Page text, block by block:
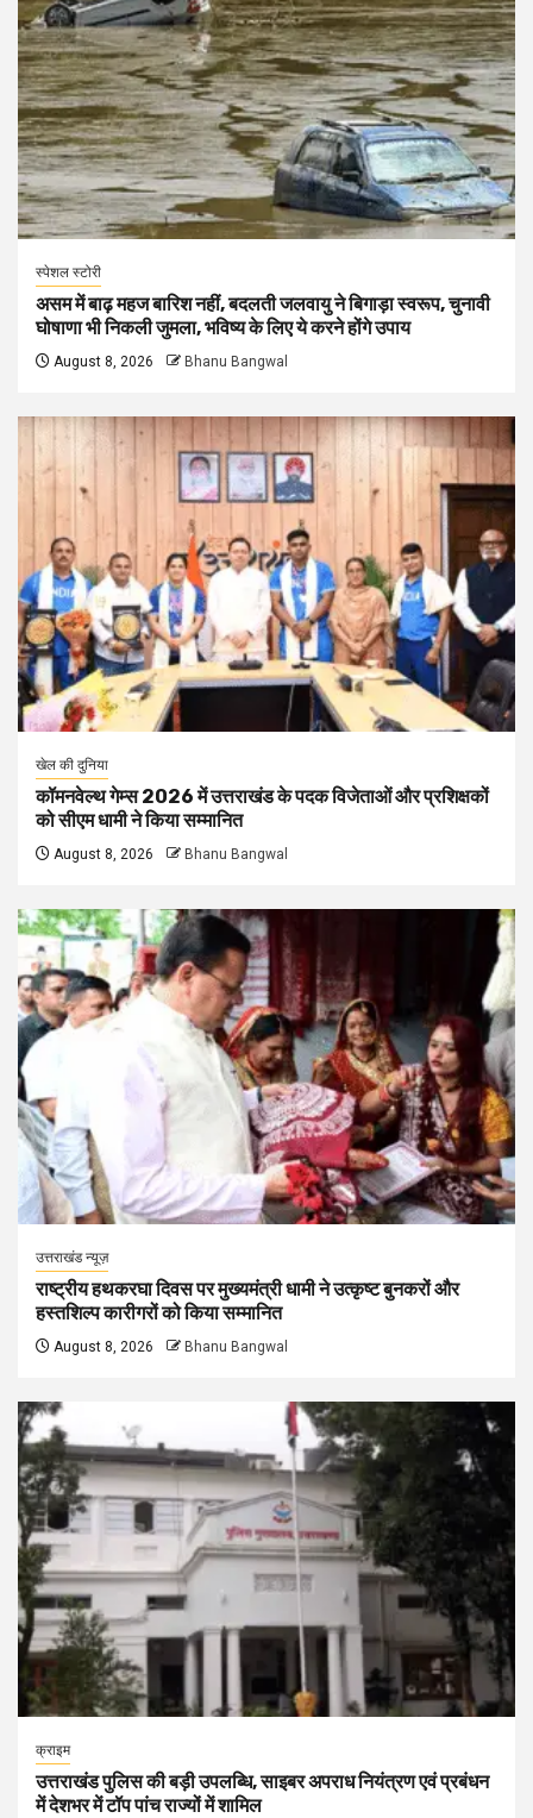
स्पेशल स्टोरी
असम में बाढ़ महज बारिश नहीं, बदलती जलवायु ने बिगाड़ा स्वरूप, चुनावी
घोषाणा भी निकली जुमला, भविष्य के लिए ये करने होंगे उपाय
August 8, 2026 Bhanu Bangwal
खेल की दुनिया
कॉमनवेल्थ गेम्स 2026 में उत्तराखंड के पदक विजेताओं और प्रशिक्षकों
को सीएम धामी ने किया सम्मानित
August 8, 2026 Bhanu Bangwal
उत्तराखंड न्यूज़
राष्ट्रीय हथकरघा दिवस पर मुख्यमंत्री धामी ने उत्कृष्ट बुनकरों और
हस्तशिल्प कारीगरों को किया सम्मानित
August 8, 2026 Bhanu Bangwal
क्राइम
उत्तराखंड पुलिस की बड़ी उपलब्धि, साइबर अपराध नियंत्रण एवं प्रबंधन
में देशभर में टॉप पांच राज्यों में शामिल